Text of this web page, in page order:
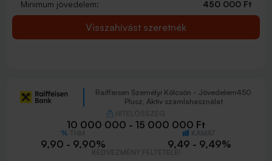
Minimum jövedelem:
450 000 Ft
Visszahívást szeretnék
Raiffeisen Személyi Kölcsön - Jövedelem450
Plusz, Aktív számlahasználat
10 000 000 - 15 000 000 Ft
9,90 - 9,90% 9,49 - 9,49%